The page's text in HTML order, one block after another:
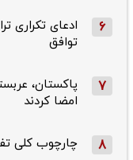
6
ادعای تکراری
توافق
7
پاکستان،
امضا کردند
8 چارچوب کلی